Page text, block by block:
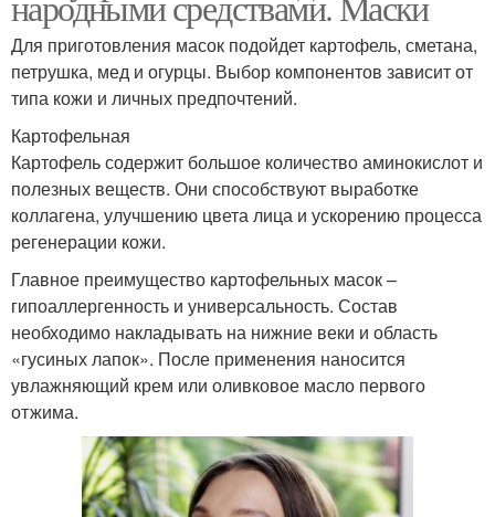
Для приготовления масок подойдет картофель, сметана,
петрушка, мед и огурцы. Выбор компонентов зависит от
типа кожи и личных предпочтений.
Картофельная
Картофель содержит большое количество аминокислот и
полезных веществ. Они способствуют выработке
коллагена, улучшению цвета лица и ускорению процесса
регенерации кожи.
Главное преимущество картофельных масок –
гипоаллергенность и универсальность. Состав
необходимо накладывать на нижние веки и область
«гусиных лапок». После применения наносится
увлажняющий крем или оливковое масло первого
отжима.